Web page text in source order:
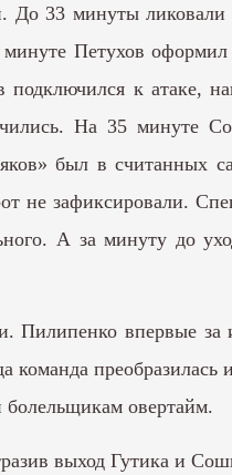
33 минуты
Петухов
к атаке,
На 35 минуте
был в считанных
не зафиксировали.
А за минуту до
Пилипенко впервые
преобразилась
овертайм.
выход Гутика и